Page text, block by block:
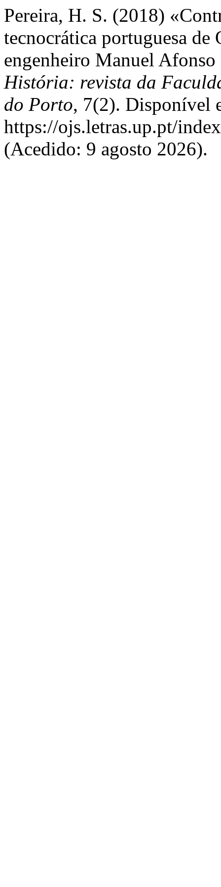
Pereira, H. S. (2018)
tecnocrática portuguesa
engenheiro Manuel
História: revista da
do Porto, 7(2). Disponível
https://ojs.letras.up.pt/
(Acedido: 9 agosto 2026).